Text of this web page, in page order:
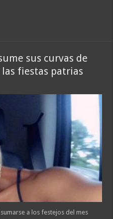
sus curvas de
fiestas patrias
a los festejos del mes